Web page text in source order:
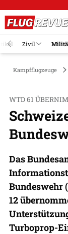
Zivil
Kampfflugzeuge
WTD 61
Das
Bundeswehr
12
Turboprop-